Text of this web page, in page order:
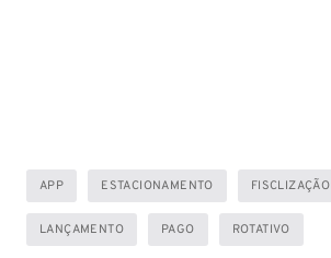
APP ESTACIONAMENTO FISCLIZAÇÃO
LANÇAMENTO PAGO ROTATIVO